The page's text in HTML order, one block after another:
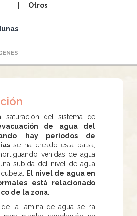
Otros
saturación del sistema de
de agua del
hay periodos de
se ha creado esta balsa,
venidas de agua
subida del nivel de agua
El nivel de agua en
está relacionado
de la zona.
la lámina de agua se ha